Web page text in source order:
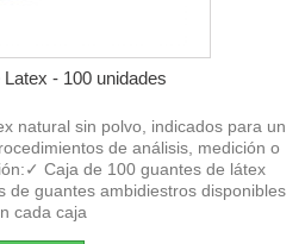
- 100 unidades
natural sin polvo, indicados para un
de análisis, medición o
Caja de 100 guantes de látex
de guantes ambidiestros disponibles
cada caja